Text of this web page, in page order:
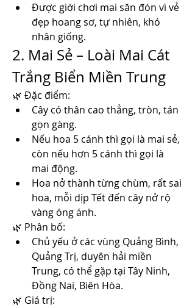
Được giới chơi mai săn đón vì vẻ
đẹp hoang sơ, tự nhiên, khó
nhân giống.
2. Mai Sẻ – Loài Mai Cát
Trắng Biển Miền Trung
🌿 Đặc điểm:
Cây có thân cao thẳng, tròn, tán
gọn gàng.
Nếu hoa 5 cánh thì gọi là mai sẻ,
còn nếu hơn 5 cánh thì gọi là
mai động.
Hoa nở thành từng chùm, rất sai
hoa, mỗi dịp Tết đến cây nở rộ
vàng óng ánh.
🌿 Phân bố:
Chủ yếu ở các vùng Quảng Bình,
Quảng Trị, duyên hải miền
Trung, có thể gặp tại Tây Ninh,
Đồng Nai, Biên Hòa.
🌿 Giá trị: